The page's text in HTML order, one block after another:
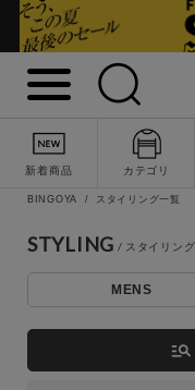
新着商品 カテゴリ
BINGOYA スタイリング一覧
STYLING
MENS
manage_search